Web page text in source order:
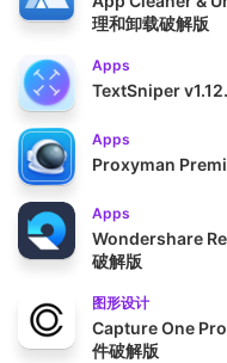
理和卸载破解版
Apps
TextSniper
Apps
Proxyman
Apps
Wondershare
破解版
图形设计
Capture One
件破解版